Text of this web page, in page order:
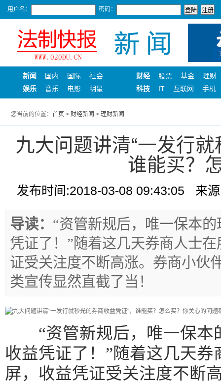
用户名： 密码：
新闻 国内 国际
社会
娱乐
音乐 电影 明星
财经 股票 基金
理财
科技
IT 互联网 手机
您当前的位置： 首页 > 财经新闻 > 理财新闻
九大问题讲清“一发行
谁能买？
发布时间:2018-03-08 09:43:05 来
导读： “资管新规后，唯一保本
凭证了！”随着这几天券商人士
证受关注度不断高涨。券商小伙
类宣传显然直截了当！
“资管新规后，唯一保本
收益凭证了！”随着这几天
屏，收益凭证受关注度不断